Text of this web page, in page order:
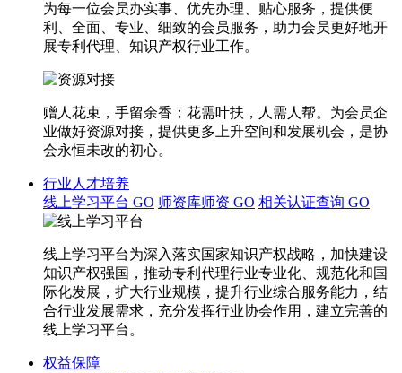
为每一位会员办实事、优先办理、贴心服务，提供便
利、全面、专业、细致的会员服务，助力会员更好地开
展专利代理、知识产权行业工作。
赠人花束，手留余香；花需叶扶，人需人帮。为会员企
业做好资源对接，提供更多上升空间和发展机会，是协
会永恒未改的初心。
行业人才培养
线上学习平台 GO 师资库师资 GO 相关认证查询 GO
线上学习平台为深入落实国家知识产权战略，加快建设
知识产权强国，推动专利代理行业专业化、规范化和国
际化发展，扩大行业规模，提升行业综合服务能力，结
合行业发展需求，充分发挥行业协会作用，建立完善的
线上学习平台。
权益保障